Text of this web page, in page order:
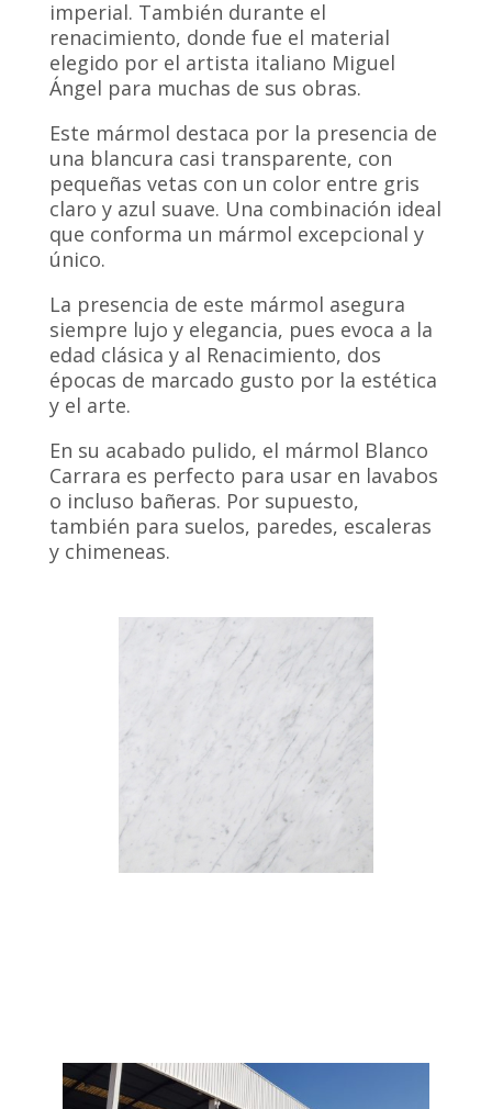
imperial. También durante el
renacimiento, donde fue el material
elegido por el artista italiano Miguel
Ángel para muchas de sus obras.
Este mármol destaca por la presencia de
una blancura casi transparente, con
pequeñas vetas con un color entre gris
claro y azul suave. Una combinación ideal
que conforma un mármol excepcional y
único.
La presencia de este mármol asegura
siempre lujo y elegancia, pues evoca a la
edad clásica y al Renacimiento, dos
épocas de marcado gusto por la estética
y el arte.
En su acabado pulido, el mármol Blanco
Carrara es perfecto para usar en lavabos
o incluso bañeras. Por supuesto,
también para suelos, paredes, escaleras
y chimeneas.